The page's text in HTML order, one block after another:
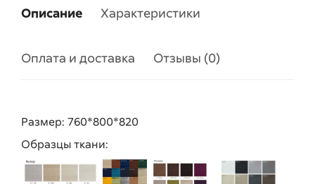
Описание Характеристики
Оплата и доставка Отзывы (0)
Размер: 760*800*820
Образцы ткани: